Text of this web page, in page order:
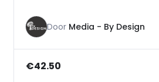
Door Media - By Design
€42.50